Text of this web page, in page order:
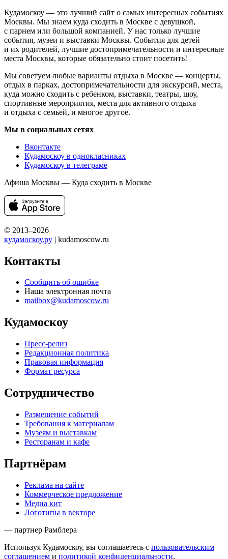
Кудамоскоу — это лучший сайт о самых интересных событиях
Москвы. Мы знаем куда сходить в Москве с девушкой,
с парнем или большой компанией. У нас только лучшие
события, музеи и выставки Москвы. События для детей
и их родителей, лучшие достопримечательности и интересные
места Москвы, которые обязательно стоит посетить!
Мы советуем любые варианты отдыха в Москве — концерты,
отдых в парках, достопримечательности для экскурсий, места,
куда можно сходить с ребенком, выставки, театры, шоу,
спортивные мероприятия, места для активного отдыха
и отдыха с семьей, и многое другое.
Мы в социальных сетях
Вконтакте
Кудамоскоу в однокласниках
Кудамоскоу в телеграме
Афиша Москвы — Куда сходить в Москве
© 2013–2026
кудамоскоу.ру | kudamoscow.ru
Контакты
Сообщить об ошибке
Наша электронная почта
mailbox@kudamoscow.ru
Кудамоскоу
Пресс-релиз
Редакционная политика
Правовая информация
Формат ресурса
Сотрудничество
Размещение событий
Требования к материалам
Музеям и выставкам
Ресторанам и кафе
Партнёрам
Реклама на сайте
Коммерческое предложение
Медиа кит
Логотипы в векторе
— партнер Рамблера
Используя Кудамоскоу, вы соглашаетесь с пользовательским
соглашением и политикой конфиденциальности.